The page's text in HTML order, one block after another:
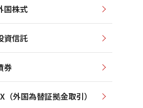
国株式
資信託
券
（外国為替証拠金取引）